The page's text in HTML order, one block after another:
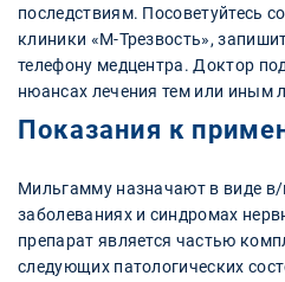
последствиям. Посоветуйтесь
клиники «М-Трезвость»,
телефону медцентра. Доктор
нюансах лечения тем или иным
Показания к
Мильгамму назначают в виде
заболеваниях и синдромах
препарат является частью
следующих патологических